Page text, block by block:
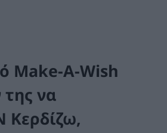
Make-A-Wish
να
Κερδίζω,